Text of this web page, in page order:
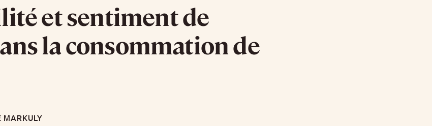
et sentiment de
la consommation de
MARKULY